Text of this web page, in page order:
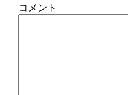
コメント